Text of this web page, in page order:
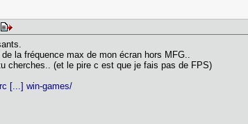
la fréquence max de mon écran hors MFG..
cherches.. (et le pire c est que je fais pas de FPS)
[...] win-games/